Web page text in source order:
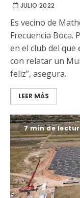
JULIO 2022
Es vecino de
Frecuencia Boca.
en el club del que
con relatar un
feliz”, asegura.
LEER MÁS
7 min de